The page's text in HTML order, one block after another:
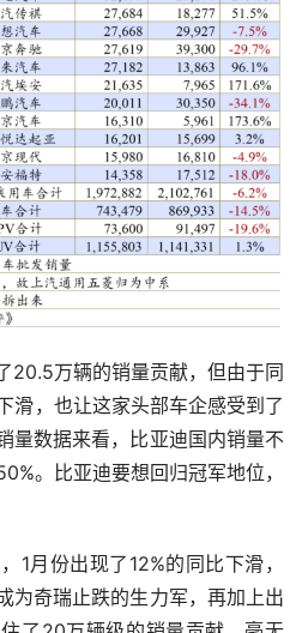
20.5万辆的销量贡献，但由于同
滑，也让这家头部车企感受到了
量数据来看，比亚迪国内销量不
。比亚迪要想回归冠军地位，
1月份出现了12%的同比下滑，
为奇瑞止跌的生力军，再加上出